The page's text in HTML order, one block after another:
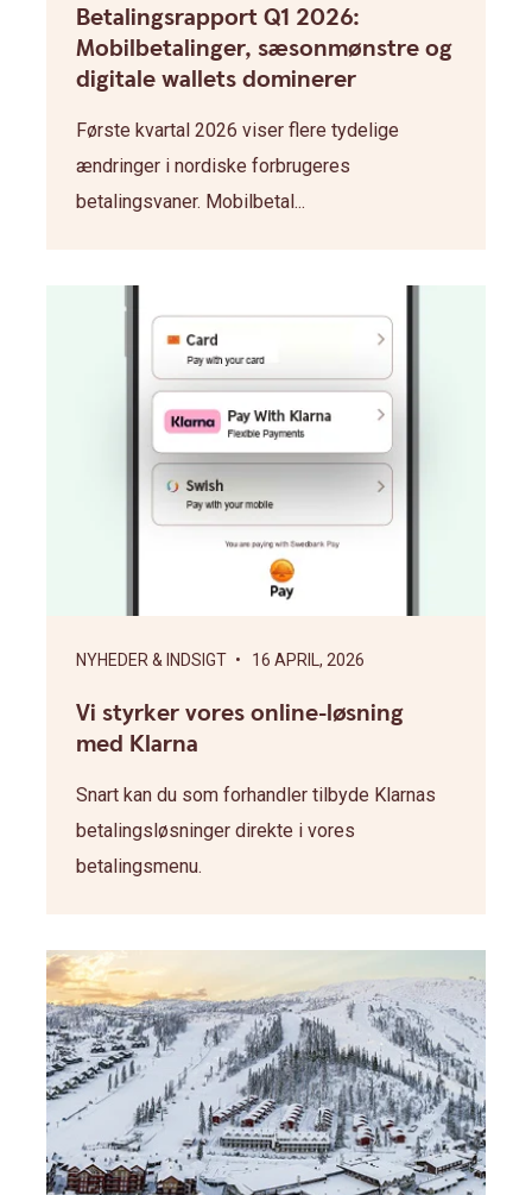
Betalingsrapport Q1 2026:
Mobilbetalinger, sæsonmønstre og
digitale wallets dominerer
Første kvartal 2026 viser flere tydelige
ændringer i nordiske forbrugeres
betalingsvaner. Mobilbetal...
NYHEDER & INDSIGT • 16 APRIL, 2026
Vi styrker vores online-løsning
med Klarna
Snart kan du som forhandler tilbyde Klarnas
betalingsløsninger direkte i vores
betalingsmenu.